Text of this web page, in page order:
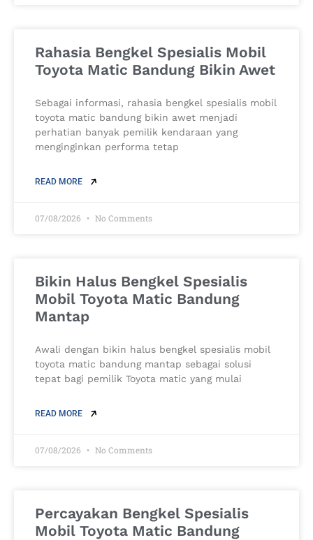
Rahasia Bengkel Spesialis Mobil
Toyota Matic Bandung Bikin Awet
Sebagai informasi, rahasia bengkel spesialis mobil
toyota matic bandung bikin awet menjadi
perhatian banyak pemilik kendaraan yang
menginginkan performa tetap
READ MORE
07/08/2026 No Comments
Bikin Halus Bengkel Spesialis
Mobil Toyota Matic Bandung
Mantap
Awali dengan bikin halus bengkel spesialis mobil
toyota matic bandung mantap sebagai solusi
tepat bagi pemilik Toyota matic yang mulai
READ MORE
07/08/2026 No Comments
Percayakan Bengkel Spesialis
Mobil Toyota Matic Bandung